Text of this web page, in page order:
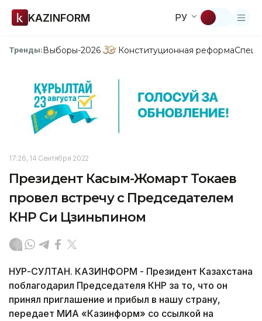
KAZINFORM РУ
Тренды:Выборы-2026 Конституционная реформа
17:26, 14 Сентября 2022
Президент Касым-Жомарт Токаев
провел встречу с Председателем
КНР Си Цзиньпином
НУР-СУЛТАН. КАЗИНФОРМ - Президент Казахстана
поблагодарил Председателя КНР за то, что он
принял приглашение и прибыл в нашу страну,
передает МИА «Казинформ» со ссылкой на